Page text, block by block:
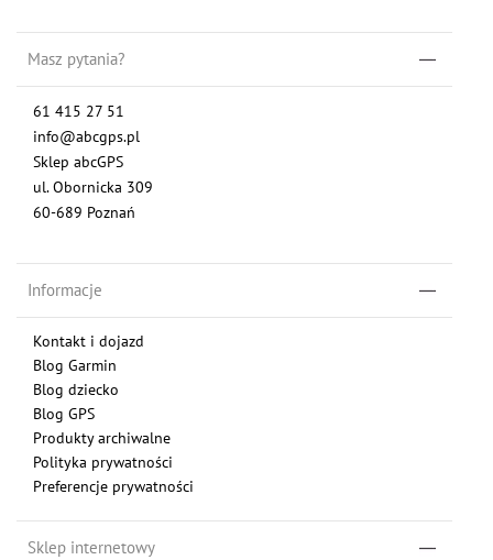
Masz pytania?
61 415 27 51
info@abcgps.pl
Sklep abcGPS
ul. Obornicka 309
60-689 Poznań
Informacje
Kontakt i dojazd
Blog Garmin
Blog dziecko
Blog GPS
Produkty archiwalne
Polityka prywatności
Preferencje prywatności
Sklep internetowy